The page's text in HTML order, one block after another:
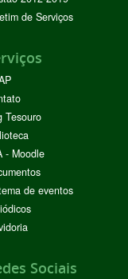
de Serviços
Tesouro
- Moodle
de eventos
Sociais